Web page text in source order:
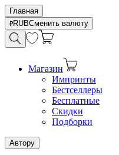
Главная
RUBСменить валюту
Магазин
Импринты
Бестселлеры
Бесплатные
Скидки
Подборки
Автору